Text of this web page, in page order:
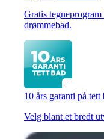
Gratis
drømmebad.
10 års garanti på tett
Velg blant et bredt